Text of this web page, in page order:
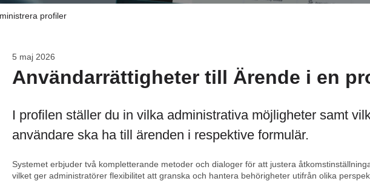
profiler
5 maj 2026
Användarrättigheter till Ärende i en
I profilen ställer du in vilka administrativa möjligheter samt
användare ska ha till ärenden i respektive formulär.
Systemet erbjuder två kompletterande metoder och dialoger för att justera
vilket ger administratörer flexibilitet att granska och hantera behörigheter utifrån olika